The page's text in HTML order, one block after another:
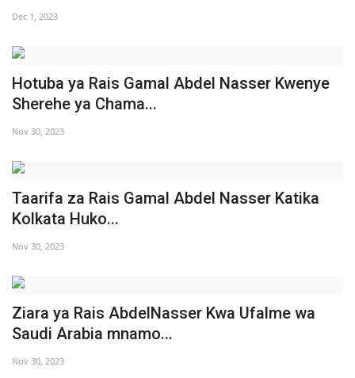
Wadhamini
French Arabic
Dec 1, 2023
Hotuba ya Rais Gamal Abdel Nasser Kwenye
Sherehe ya Chama...
Nov 30, 2023
Taarifa za Rais Gamal Abdel Nasser Katika
Kolkata Huko...
Nov 30, 2023
Ziara ya Rais AbdelNasser Kwa Ufalme wa
Saudi Arabia mnamo...
Nov 30, 2023